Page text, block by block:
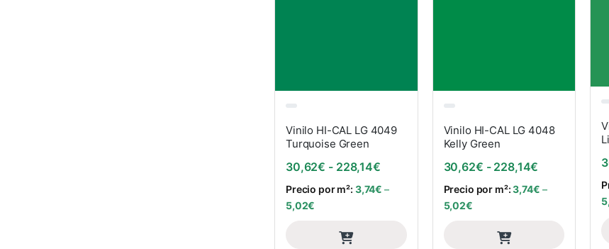
Vinilo HI-CAL LG 4049
Turquoise Green
30,62€ - 228,14€Rango de precios: desde 30,62€ hasta
Precio por m²: 3,74€ –
5,02€
Vinilo HI-CAL LG 4048
Kelly Green
30,62€ - 228,14€ Rango de
Precio por m²:3,74€ –
5,02€